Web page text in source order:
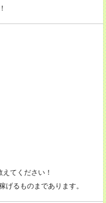
てください！
げるものまであります。